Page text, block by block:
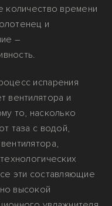
количество времени
и
–
испарения
вентилятора и
то, насколько
таза с водой,
эти составляющие
высокой